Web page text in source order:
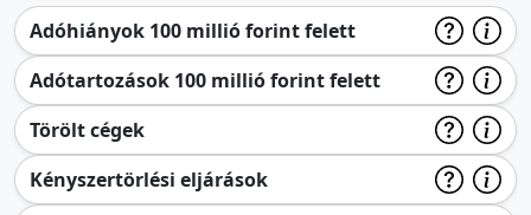
Adóhiányok 100 millió forint felett
Adótartozások 100 millió forint felett
Törölt cégek
Kényszertörlési eljárások